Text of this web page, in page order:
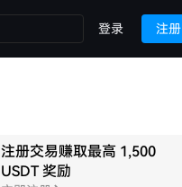
登录 注册
注册交易赚取最高 1,500
USDT 奖励